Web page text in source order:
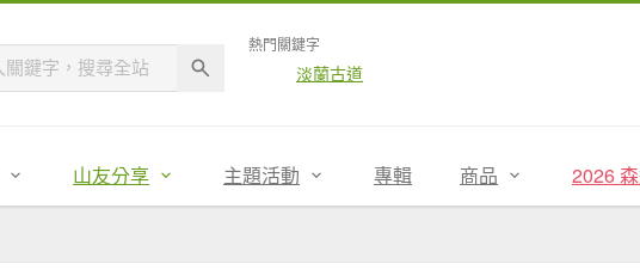
熱門關鍵字
淡蘭古道
山友分享 主題活動 專輯 商品 2026